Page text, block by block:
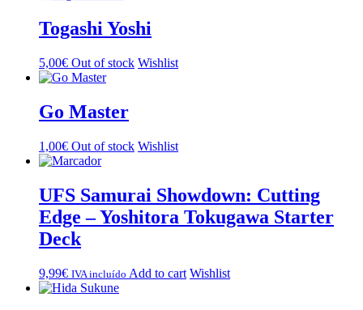
Togashi Yoshi
5,00€ Out of stock Wishlist
Go Master
1,00€ Out of stock Wishlist
UFS Samurai Showdown: Cutting
Edge – Yoshitora Tokugawa Starter
Deck
9,99€ IVA incluído Add to cart Wishlist